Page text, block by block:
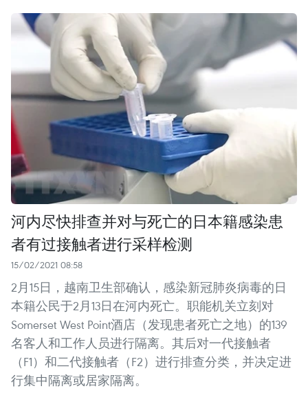
河内尽快排查并对与死亡的日本籍感染患
者有过接触者进行采样检测
15/02/2021 08:58
2月15日，越南卫生部确认，感染新冠肺炎病毒的日
本籍公民于2月13日在河内死亡。职能机关立刻对
Somerset West Point酒店（发现患者死亡之地）的139
名客人和工作人员进行隔离。其后对一代接触者
（F1）和二代接触者（F2）进行排查分类，并决定进
行集中隔离或居家隔离。